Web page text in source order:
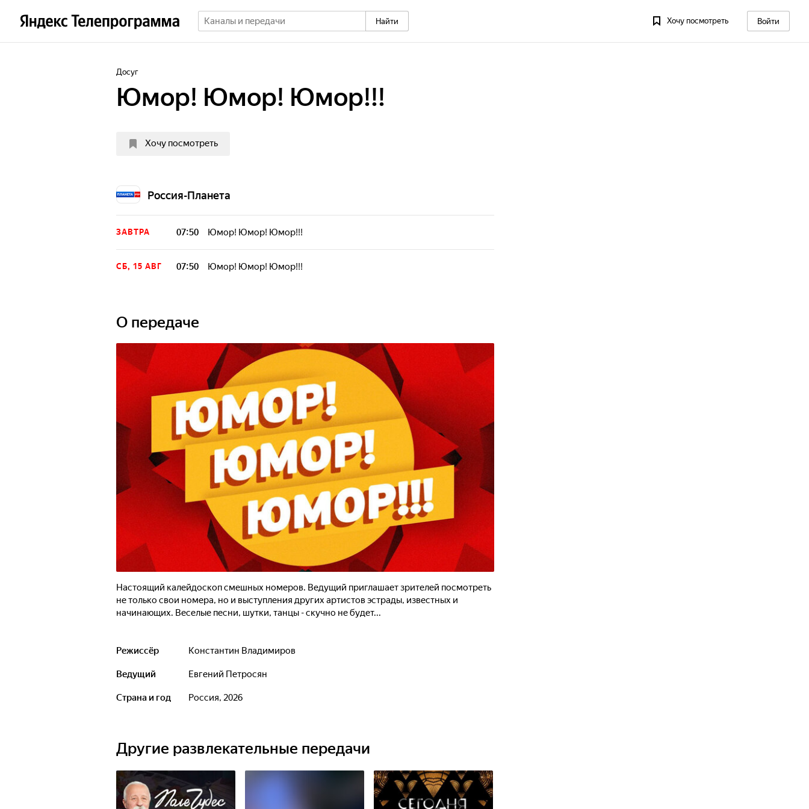
Найти Хочу посмотреть Войти
Досуг
Юмор! Юмор! Юмор!!!
Хочу посмотреть
Россия-Планета
ЗАВТРА 07:50 Юмор! Юмор! Юмор!!!
СБ, 15 АВГ 07:50 Юмор! Юмор! Юмор!!!
О передаче
Настоящий калейдоскоп смешных номеров. Ведущий приглашает зрителей посмотреть
не только свои номера, но и выступления других артистов эстрады, известных и
начинающих. Веселые песни, шутки, танцы - скучно не будет...
Режиссёр Константин Владимиров
Ведущий Евгений Петросян
Страна и год Россия, 2026
Другие развлекательные передачи